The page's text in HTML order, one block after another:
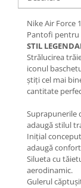
Nike Air Force
Pantofi pentru
STIL
Strălucirea
iconul
știți cel mai
cantitate
Suprapunerile
adaugă stilul
Inițial
adaugă
Silueta cu
aerodinamic.
Gulerul